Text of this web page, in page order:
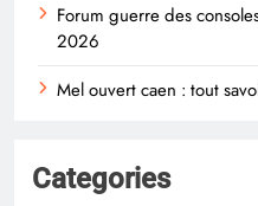
Forum guerre des
2026
Mel ouvert caen : tout
Categories